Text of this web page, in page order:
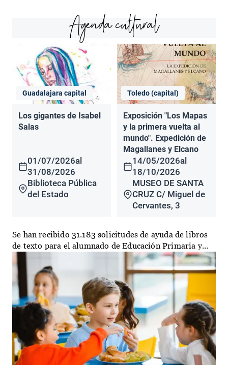
Agenda cultural
Guadalajara capital
Los gigantes de Isabel
Salas
01/07/2026al
31/08/2026
Biblioteca Pública
del Estado
Toledo (capital)
Exposición "Los Mapas
y la primera vuelta al
mundo". Expedición de
Magallanes y Elcano
14/05/2026al
18/10/2026
MUSEO DE SANTA
CRUZ C/ Miguel de
Cervantes, 3
Se han recibido 31.183 solicitudes de ayuda de libros
de texto para el alumnado de Educación Primaria y...